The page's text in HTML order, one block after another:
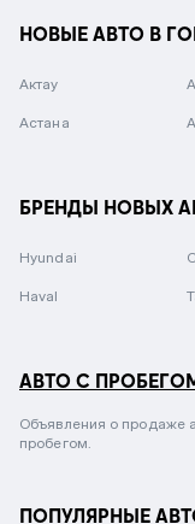
НОВЫЕ АВТО В
Актау
Астана
БРЕНДЫ НОВЫХ
Hyundai
Haval
АВТО С
Объявления о продаже
пробегом.
ПОПУЛЯРНЫЕ